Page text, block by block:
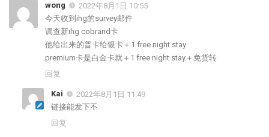
wong
2022年8月1日 10:55
今天收到ihg的survey邮件
调查新ihg cobrand卡
他给出来的普卡给银卡＋1 free night stay
premium卡是白金卡就＋1 free night stay＋免货转
回复
Kai
2022年8月1日 11:49
链接能发下不
回复